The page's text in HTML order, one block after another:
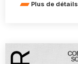
Plus de détails